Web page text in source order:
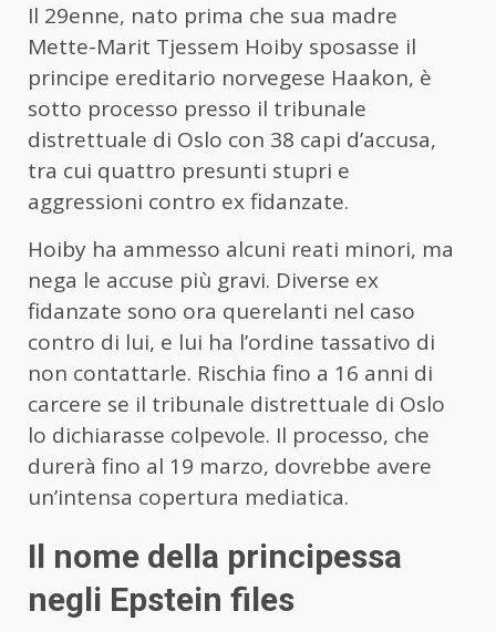
Il 29enne, nato prima che sua madre
Mette-Marit Tjessem Hoiby sposasse il
principe ereditario norvegese Haakon, è
sotto processo presso il tribunale
distrettuale di Oslo con 38 capi d’accusa,
tra cui quattro presunti stupri e
aggressioni contro ex fidanzate.
Hoiby ha ammesso alcuni reati minori, ma
nega le accuse più gravi. Diverse ex
fidanzate sono ora querelanti nel caso
contro di lui, e lui ha l’ordine tassativo di
non contattarle. Rischia fino a 16 anni di
carcere se il tribunale distrettuale di Oslo
lo dichiarasse colpevole. Il processo, che
durerà fino al 19 marzo, dovrebbe avere
un’intensa copertura mediatica.
Il nome della principessa
negli Epstein files